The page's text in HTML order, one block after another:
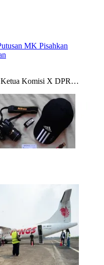
MK Pisahkan
Ketua Komisi X DPR…